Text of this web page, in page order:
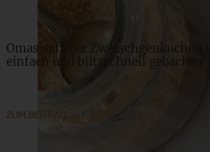
Omas saftiger Zwetschgenkuchen
einfach und blitzschnell gebacken
ZUM BEITRAG